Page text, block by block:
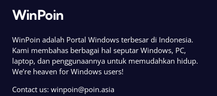
WinPoin
WinPoin adalah Portal Windows terbesar di Indonesia.
Kami membahas berbagai hal seputar Windows, PC,
laptop, dan penggunaannya untuk memudahkan hidup.
We’re heaven for Windows users!
Contact us: winpoin@poin.asia